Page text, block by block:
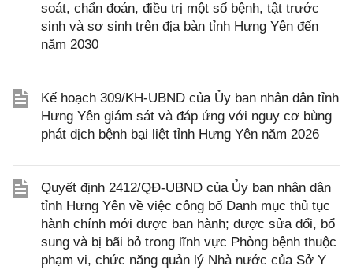
soát, chẩn đoán, điều trị một số bệnh, tật trước
sinh và sơ sinh trên địa bàn tỉnh Hưng Yên đến
năm 2030
Kế hoạch 309/KH-UBND của Ủy ban nhân dân tỉnh
Hưng Yên giám sát và đáp ứng với nguy cơ bùng
phát dịch bệnh bại liệt tỉnh Hưng Yên năm 2026
Quyết định 2412/QĐ-UBND của Ủy ban nhân dân
tỉnh Hưng Yên về việc công bố Danh mục thủ tục
hành chính mới được ban hành; được sửa đổi, bổ
sung và bị bãi bỏ trong lĩnh vực Phòng bệnh thuộc
phạm vi, chức năng quản lý Nhà nước của Sở Y